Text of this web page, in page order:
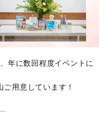
年に数回程度イベントに
用意しています！
―